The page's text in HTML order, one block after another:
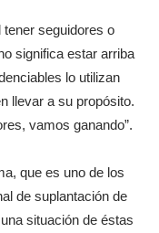
seguidores o
significa estar arriba
lo utilizan
llevar a su propósito.
vamos ganando”.
que es uno de los
de suplantación de
situación de éstas